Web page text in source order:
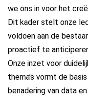
we ons in voor het
Dit kader stelt onze
voldoen aan de
proactief te
Onze inzet voor
thema’s vormt de
benadering van data